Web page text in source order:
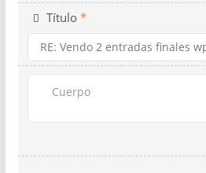
Título *